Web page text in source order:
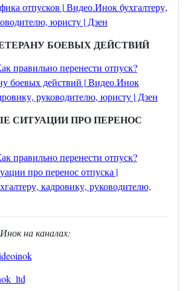
отпусков | Видео.Инок бухгалтеру,
юристу | Дзен
БОЕВЫХ ДЕЙСТВИЙ
правильно перенести отпуск?
боевых действий | Видео.Инок
руководителю, юристу | Дзен
СИТУАЦИИ ПРО ПЕРЕНОС
правильно перенести отпуск?
про перенос отпуска |
кадровику, руководителю,
на каналах: